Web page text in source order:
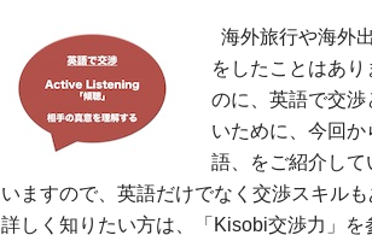
海外旅行や海外
をしたことはあ
のに、英語で交
いために、今回
語、をご紹介し
いますので、英語だけでなく交渉スキル
詳しく知りたい方は、「Kisobi交渉力」